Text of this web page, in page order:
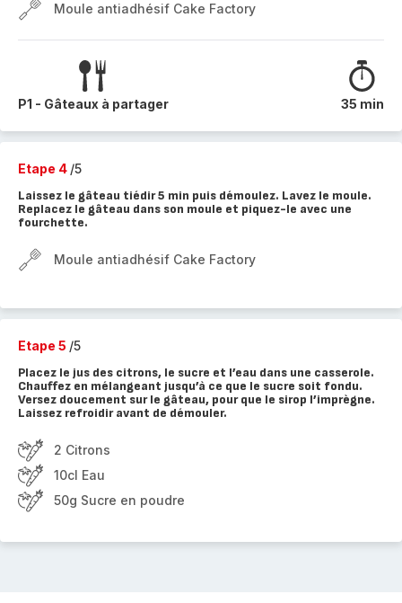
Moule antiadhésif Cake Factory
P1 - Gâteaux à partager 35 min
Etape 4 /5
Laissez le gâteau tiédir 5 min puis démoulez. Lavez le moule.
Replacez le gâteau dans son moule et piquez-le avec une
fourchette.
Moule antiadhésif Cake Factory
Etape 5 /5
Placez le jus des citrons, le sucre et l’eau dans une casserole.
Chauffez en mélangeant jusqu’à ce que le sucre soit fondu.
Versez doucement sur le gâteau, pour que le sirop l’imprègne.
Laissez refroidir avant de démouler.
2 Citrons
10cl Eau
50g Sucre en poudre